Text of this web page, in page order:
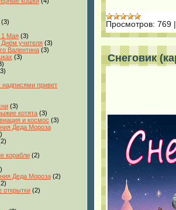
(3)
1 Мая (3)
учителя (3)
Валентина (3)
(3)
привет
(3)
котята (3)
и космос (3)
Деда Мороза
корабли (2)
Деда Мороза (2)
открытки (2)
Просмотров: 769
Снеговик